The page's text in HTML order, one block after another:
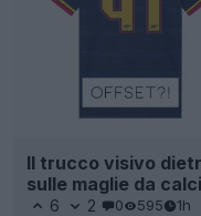
Il trucco visivo
sulle maglie da
6 2 0 595 1h